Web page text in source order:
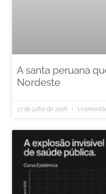
A santa peruana
Nordeste
27 de julho de 2026 1